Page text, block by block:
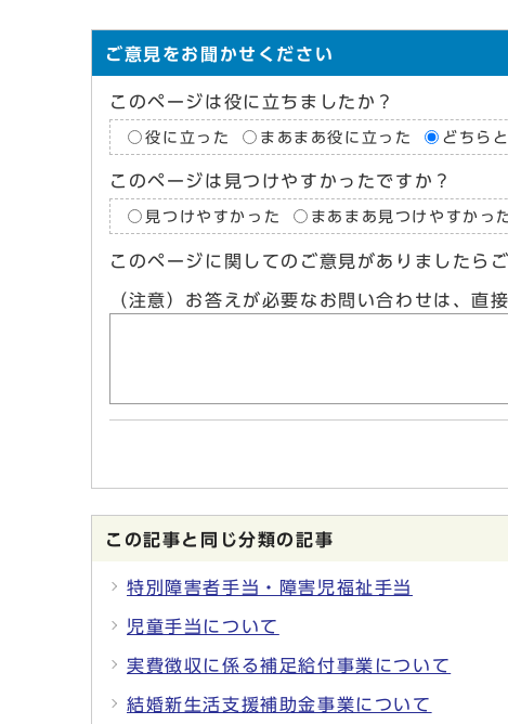
ご意見をお聞かせください
このページは役に立ちましたか？
役に立った まあまあ役に立った どちら
このページは見つけやすかったですか？
見つけやすかった まあまあ見つけやすかっ
このページに関してのご意見がありましたら
（注意）お答えが必要なお問い合わせは、直
この記事と同じ分類の記事
特別障害者手当・障害児福祉手当
児童手当について
実費徴収に係る補足給付事業について
結婚新生活支援補助金事業について